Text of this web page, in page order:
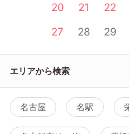
20
21 22
27
28 29
エリアから検索
名古屋 名駅